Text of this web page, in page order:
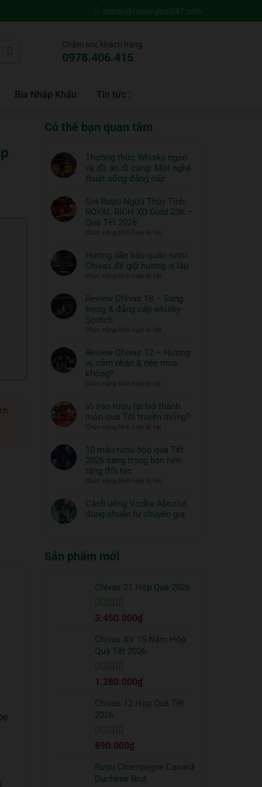
admin@ruoungoai247.com
Chăm sóc khách hàng
0978.406.415
Bia Nhập Khẩu Tin tức
Có thể bạn quan tâm
Thưởng thức Whisky ngon
và đồ ăn đi cùng: Một nghệ
thuật sống đẳng cấp
có
bình
luận
thức
Whisky
ngon
đồ
ăn
đi
cùng:
thuật
sống
đẳng
cấp
Giá Rượu Ngựa Thủy Tinh
ROYAL RICH XO Gold 23K –
Quà Tết 2026
Chức năng bình luận bị tắt
Rượu
Ngựa
Thủy
RICH
XO
Quà
Tết
Hướng dẫn bảo quản rượu
Chivas để giữ hương vị lâu
Chức năng bình luận bị tắt
dẫn
bảo
giữ
hương
Review Chivas 18 – Sang
trọng & đẳng cấp whisky
Scotch
Chức năng bình luận bị tắt
Chivas
đẳng
cấp
Review Chivas 12 – Hương
vị, cảm nhận & nên mua
không?
Chức năng bình luận bị tắt
Chivas
12
cảm
nhận
không?
Vì sao rượu lại trở thành
món quà Tết truyền thống?
Chức năng bình luận bị tắt
sao
rượu
quà
Tết
10 mẫu rượu hộp quà Tết
2026 sang trọng bạn nên
tặng đối tác
Chức năng bình luận bị tắt
mẫu
rượu
nên
Cách uống Vodka Absolut
đúng chuẩn từ chuyên gia
luận
uống
Vodka
Absolut
đúng
chuyên
Sản phẩm mới
Chivas 21 Hộp Quà 2026
Được xếp
5 sao
3.450.000₫
Chivas XV 15 Năm Hộp
Quà Tết 2026
Được xếp
5 sao
1.280.000₫
Chivas 12 Hộp Quà Tết
2026
Được xếp
5 sao
890.000₫
Rượu Champagne Canard-
Duchene Brut